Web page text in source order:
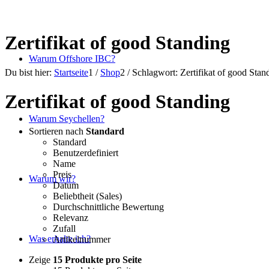
Warum Offshore IBC?
Warum Seychellen?
Warum wir?
Was erhalte ich?
Zertifikat of good Standing
Du bist hier: Startseite1 / Shop2 / Schlagwort: Zertifikat of good
Zertifikat of good Standing
Sortieren nach Standard
Standard
Benutzerdefiniert
Name
Preis
Datum
Beliebtheit (Sales)
Durchschnittliche Bewertung
Relevanz
Zufall
Artikelnummer
Zeige 15 Produkte pro Seite